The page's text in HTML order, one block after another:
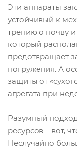
Эти аппараты
устойчивый к
трению о почву
который
предотвращает
погружения. А
защиты от
агрегата при
Разумный
ресурсов – вот,
Неслучайно